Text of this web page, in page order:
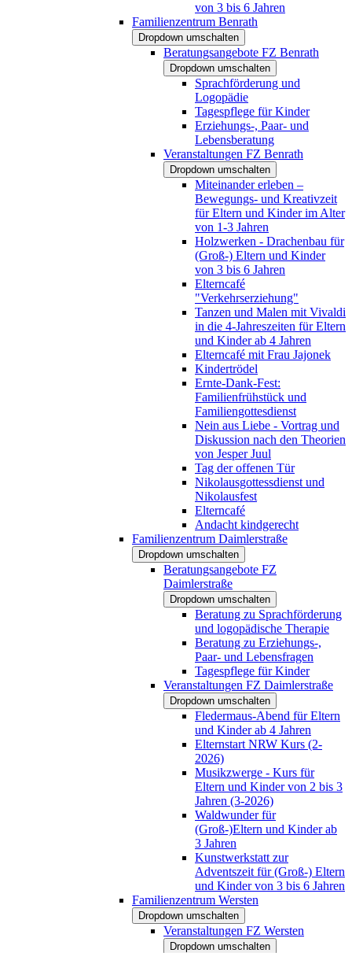
von 3 bis 6 Jahren
Familienzentrum Benrath
Dropdown umschalten
Beratungsangebote FZ Benrath
Dropdown umschalten
Sprachförderung und
Logopädie
Tagespflege für Kinder
Erziehungs-, Paar- und
Lebensberatung
Veranstaltungen FZ Benrath
Dropdown umschalten
Miteinander erleben –
Bewegungs- und Kreativzeit
für Eltern und Kinder im Alter
von 1-3 Jahren
Holzwerken - Drachenbau für
(Groß-) Eltern und Kinder
von 3 bis 6 Jahren
Elterncafé
"Verkehrserziehung"
Tanzen und Malen mit Vivaldi
in die 4-Jahreszeiten für Eltern
und Kinder ab 4 Jahren
Elterncafé mit Frau Jajonek
Kindertrödel
Ernte-Dank-Fest:
Familienfrühstück und
Familiengottesdienst
Nein aus Liebe - Vortrag und
Diskussion nach den Theorien
von Jesper Juul
Tag der offenen Tür
Nikolausgottessdienst und
Nikolausfest
Elterncafé
Andacht kindgerecht
Familienzentrum Daimlerstraße
Dropdown umschalten
Beratungsangebote FZ
Daimlerstraße
Dropdown umschalten
Beratung zu Sprachförderung
und logopädische Therapie
Beratung zu Erziehungs-,
Paar- und Lebensfragen
Tagespflege für Kinder
Veranstaltungen FZ Daimlerstraße
Dropdown umschalten
Fledermaus-Abend für Eltern
und Kinder ab 4 Jahren
Elternstart NRW Kurs (2-
2026)
Musikzwerge - Kurs für
Eltern und Kinder von 2 bis 3
Jahren (3-2026)
Waldwunder für
(Groß-)Eltern und Kinder ab
3 Jahren
Kunstwerkstatt zur
Adventszeit für (Groß-) Eltern
und Kinder von 3 bis 6 Jahren
Familienzentrum Wersten
Dropdown umschalten
Veranstaltungen FZ Wersten
Dropdown umschalten